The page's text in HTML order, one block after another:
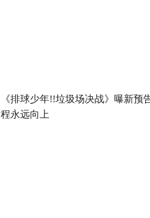
《排球少年!!垃圾场决战》曝新预
程永远向上